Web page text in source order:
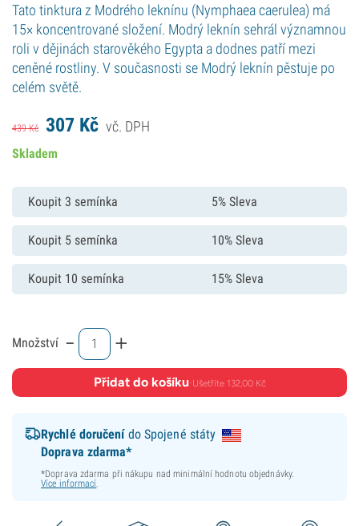
Tato tinktura z Modrého leknínu (Nymphaea caerulea) má
15× koncentrované složení. Modrý leknín sehrál významnou
roli v dějinách starověkého Egypta a dodnes patří mezi
ceněné rostliny. V současnosti se Modrý leknín pěstuje po
celém světě.
439Kč 307 Kč vč. DPH
Skladem
Koupit 3 semínka 5% Sleva
Koupit 5 semínka 10% Sleva
Koupit 10 semínka 15% Sleva
Množství - +
Přidat do košíku·Ušetříte 132,00 Kč
Rychlé doručenído Spojené státy
Doprava zdarma*
*Doprava zdarma při nákupu nad minimální hodnotu objednávky.
Více informací.